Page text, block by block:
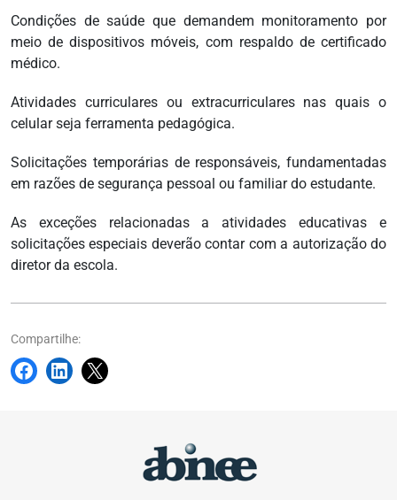
Condições de saúde que demandem monitoramento por
meio de dispositivos móveis, com respaldo de certificado
médico.
Atividades curriculares ou extracurriculares nas quais o
celular seja ferramenta pedagógica.
Solicitações temporárias de responsáveis, fundamentadas
em razões de segurança pessoal ou familiar do estudante.
As exceções relacionadas a atividades educativas e
solicitações especiais deverão contar com a autorização do
diretor da escola.
Compartilhe: